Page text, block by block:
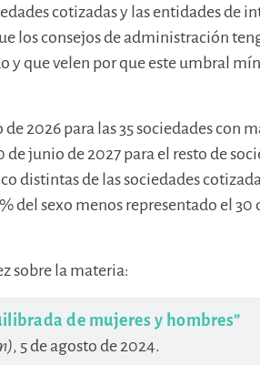
cotizadas y las entidades de
los consejos de administración
y que velen por que este umbral
2026 para las 35 sociedades con
junio de 2027 para el resto de
distintas de las sociedades
del sexo menos representado el 30
sobre la materia:
de mujeres y hombres”
, 5 de agosto de 2024.